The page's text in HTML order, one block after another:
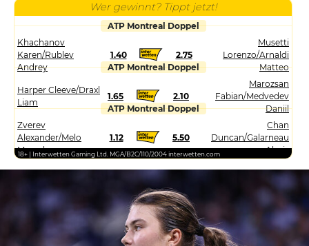
Wer gewinnt? Tippt jetzt!
ATP Montreal Doppel
Khachanov
Karen/Rublev
Andrey
1.40 2.75
Musetti
Lorenzo/Arnaldi
Matteo
ATP Montreal Doppel
Harper Cleeve/Draxl
Liam
1.65 2.10
Marozsan
Fabian/Medvedev
Daniil
ATP Montreal Doppel
Zverev
Alexander/Melo
Marcelo
1.12 5.50
Chan
Duncan/Galarneau
Alexis
18+ | Interwetten Gaming Ltd. MGA/B2C/110/2004 interwetten.com